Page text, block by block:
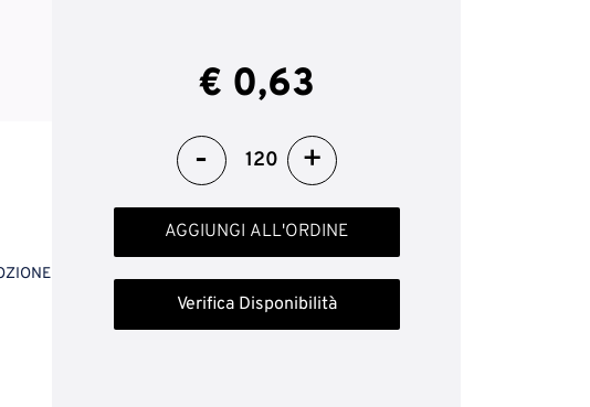
€ 0,63
AGGIUNGI ALL'ORDINE
Verifica Disponibilità